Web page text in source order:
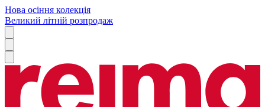
Нова осіння колекція
Великий літній розпродаж